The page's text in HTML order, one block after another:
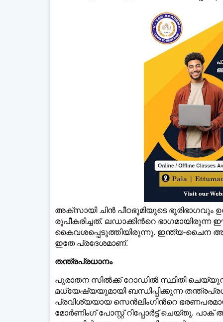
അക്സായി ചിൻ പീഠഭൂമിയുടെ
രൂപീകരിച്ചത്. ലഡാക്കിന്‍റെ
കൈവശപ്പെടുത്തിയിരുന്നു. ഇന്ത്യ-ചൈന
ഇതേ പ്രദേശമാണ്.
തന്ത്രപ്രധാനം
പുരാതന സില്‍ക്ക് റോഡില്‍ സ്ഥിതി
മധ്യേഷ്യയുമായി ബന്ധിപ്പിക്കുന്ന
പ്രവിശ്യയായ സെൻലിംഗിന്‍റെ
മോർണിംഗ് പോസ്റ്റ് റിപ്പോര്‍ട്ട് ചെയ്തു.